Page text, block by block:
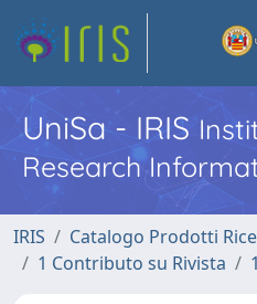
UniSa - IRIS
Research
IRIS
Catalogo Prodotti
1 Contributo su Rivista